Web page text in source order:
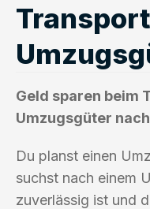
Geld sparen beim
Umzugsgüter
Du planst einen
suchst nach einem
zuverlässig ist und